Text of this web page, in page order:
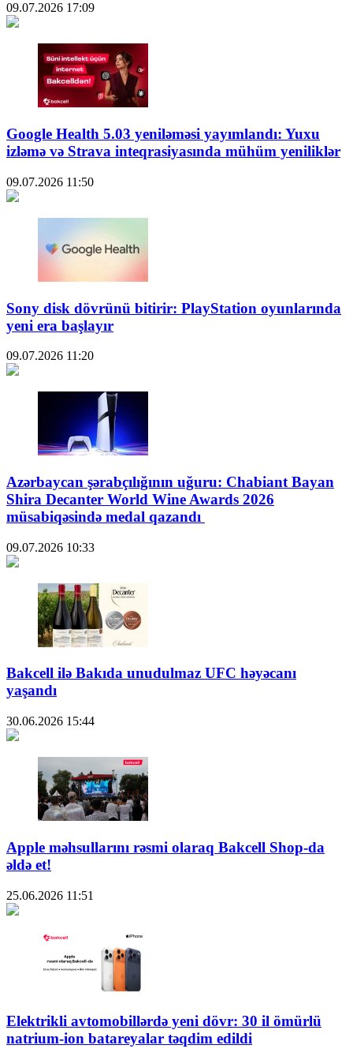
09.07.2026 17:09
Google Health 5.03 yeniləməsi yayımlandı: Yuxu
izləmə və Strava inteqrasiyasında mühüm yeniliklər
09.07.2026 11:50
Sony disk dövrünü bitirir: PlayStation oyunlarında
yeni era başlayır
09.07.2026 11:20
Azərbaycan şərabçılığının uğuru: Chabiant Bayan
Shira Decanter World Wine Awards 2026
müsabiqəsində medal qazandı
09.07.2026 10:33
Bakcell ilə Bakıda unudulmaz UFC həyəcanı
yaşandı
30.06.2026 15:44
Apple məhsullarını rəsmi olaraq Bakcell Shop-da
əldə et!
25.06.2026 11:51
Elektrikli avtomobillərdə yeni dövr: 30 il ömürlü
natrium-ion batareyalar təqdim edildi